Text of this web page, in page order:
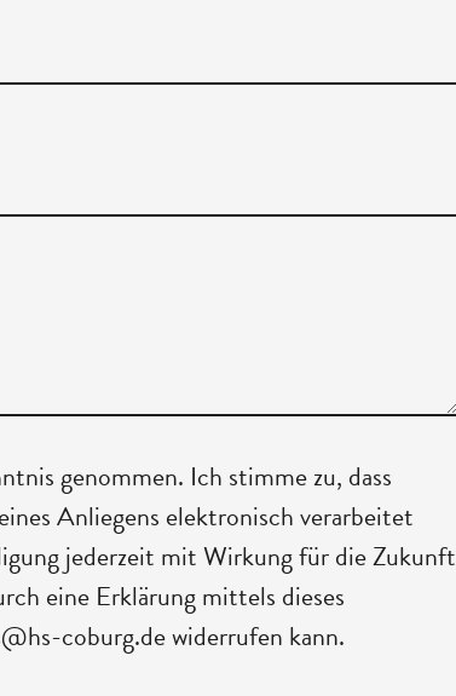
genommen. Ich stimme zu, dass
Anliegens elektronisch verarbeitet
jederzeit mit Wirkung für die Zukunft
eine Erklärung mittels dieses
coburg.de widerrufen kann.